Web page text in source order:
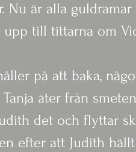
Nu är alla
upp till tittarna om
på att baka,
Tanja äter från
det och flyttar
efter att Judith